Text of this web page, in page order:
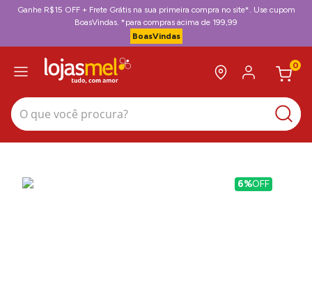
Ganhe R$15 OFF + Frete Grátis na sua primeira compra no site*. Use cupom
BoasVindas. *para compras acima de 199,99
BoasVindas
0
O que você procura?
6%OFF